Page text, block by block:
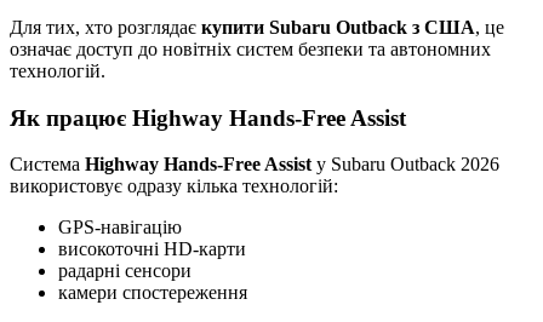
Для тих, хто розглядає купити Subaru Outback з США, це
означає доступ до новітніх систем безпеки та автономних
технологій.
Як працює Highway Hands-Free Assist
Система Highway Hands-Free Assist у Subaru Outback 2026
використовує одразу кілька технологій:
GPS-навігацію
високоточні HD-карти
радарні сенсори
камери спостереження